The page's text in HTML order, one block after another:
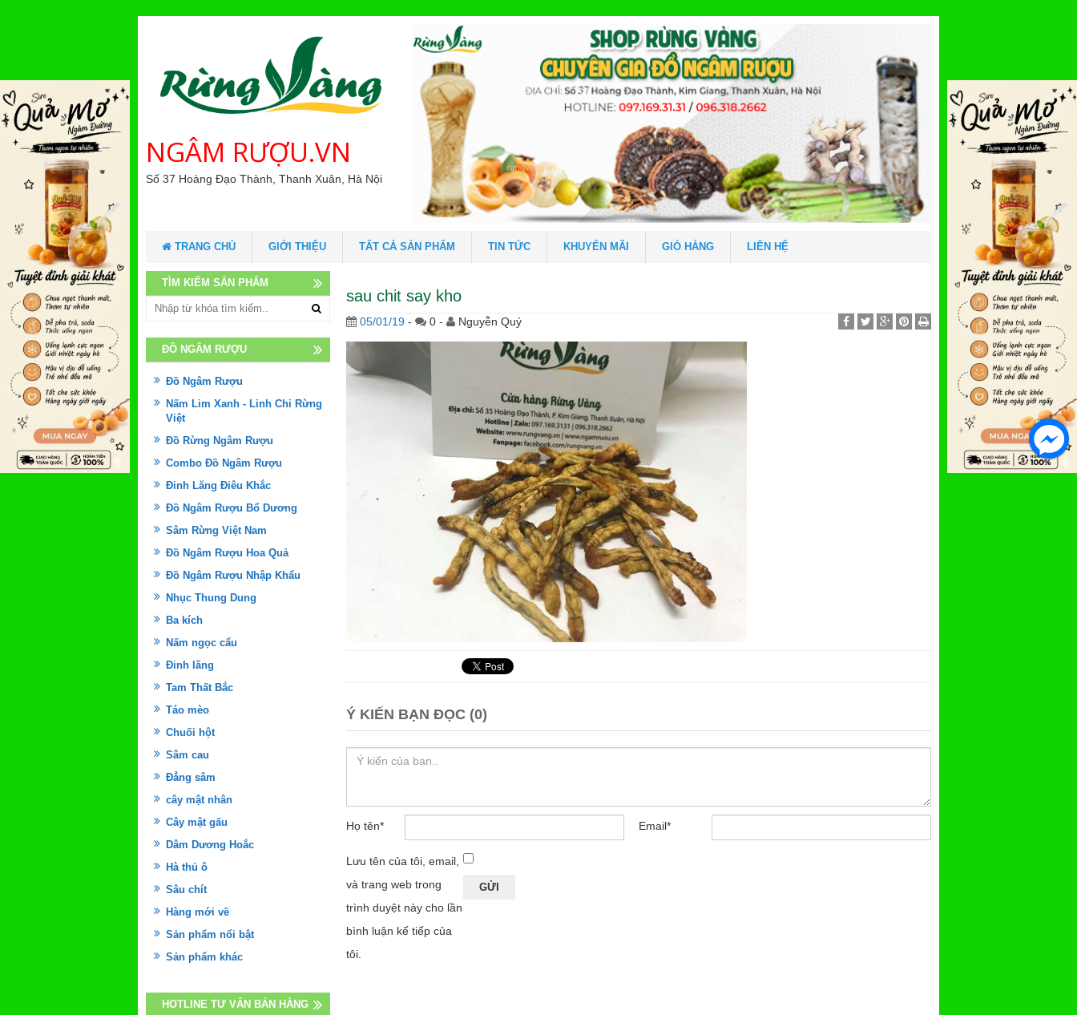
NGÂM RƯỢU.VN
Số 37 Hoàng Đạo Thành, Thanh Xuân, Hà Nội
TRANG CHỦ GIỚI THIỆU TẤT CẢ SẢN PHẨM TIN TỨC KHUYẾN MÃI GIỎ HÀNG LIÊN HỆ
sau chit say kho
05/01/19 - 0 - Nguyễn Quý
Ý KIẾN BẠN ĐỌC (0)
Họ tên* Email*
Lưu tên của tôi, email,
và trang web trong
trình duyệt này cho lần
bình luận kế tiếp của
tôi.
TÌM KIẾM SẢN PHẨM
ĐỒ NGÂM RƯỢU
Đồ Ngâm Rượu
Nấm Lim Xanh - Linh Chi Rừng
Việt
Đồ Rừng Ngâm Rượu
Combo Đồ Ngâm Rượu
Đinh Lăng Điêu Khắc
Đồ Ngâm Rượu Bổ Dương
Sâm Rừng Việt Nam
Đồ Ngâm Rượu Hoa Quả
Đồ Ngâm Rượu Nhập Khẩu
Nhục Thung Dung
Ba kích
Nấm ngọc cẩu
Đinh lăng
Tam Thất Bắc
Táo mèo
Chuối hột
Sâm cau
Đẳng sâm
cây mật nhân
Cây mật gấu
Dâm Dương Hoắc
Hà thủ ô
Sâu chít
Hàng mới về
Sản phẩm nổi bật
Sản phẩm khác
HOTLINE TƯ VẤN BÁN HÀNG